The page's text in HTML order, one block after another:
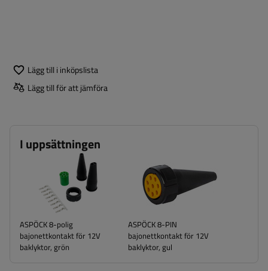
Lägg till i inköpslista
Lägg till för att jämföra
I uppsättningen
ASPÖCK 8-polig
bajonettkontakt för 12V
baklyktor, grön
ASPÖCK 8-PIN
bajonettkontakt för 12V
baklyktor, gul